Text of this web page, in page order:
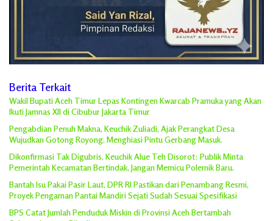
Berita Terkait
Wakil Bupati Aceh Timur Lepas Kontingen Kwarcab Pramuka yang Akan
Ikuti Jamnas XII di Cibubur Jakarta Timur
Pengabdian Penuh Makna, Keuchik Zuliadi, Ajak Perangkat Desa
Wujudkan Gotong Royong, Menghiasi Pintu Gerbang Masuk.
Dikonfirmasi Tak Digubris, Keuchik Alue Teh Disorot: Publik Minta
Pemerintah Kecamatan Bertindak, Jangan Memicu Polemik Baru.
Bantah Isu Pakai Pasir Laut, DPR RI Pastikan dari Penambang Resmi,
Proyek Pengaman Pantai Mandiri Sejati Sudah Sesuai Spesifikasi
BPS Catat Jumlah Penduduk Miskin di Provinsi Aceh Bertambah